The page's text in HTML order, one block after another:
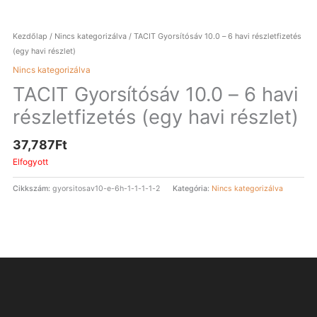
Kezdőlap / Nincs kategorizálva / TACIT Gyorsítósáv 10.0 – 6 havi részletfizetés
(egy havi részlet)
Nincs kategorizálva
TACIT Gyorsítósáv 10.0 – 6 havi
részletfizetés (egy havi részlet)
37,787Ft
Elfogyott
Cikkszám:gyorsitosav10-e-6h-1-1-1-1-2 Kategória: Nincs kategorizálva